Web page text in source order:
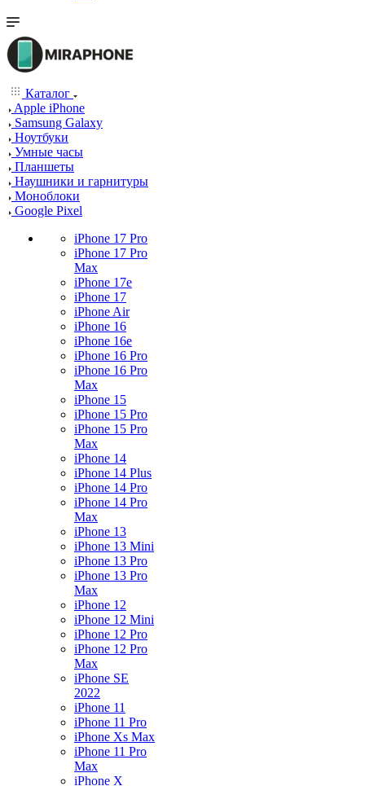
Каталог
Apple iPhone
Samsung Galaxy
Ноутбуки
Умные часы
Планшеты
Наушники и гарнитуры
Моноблоки
Google Pixel
iPhone 17 Pro
iPhone 17 Pro
Max
iPhone 17e
iPhone 17
iPhone Air
iPhone 16
iPhone 16e
iPhone 16 Pro
iPhone 16 Pro
Max
iPhone 15
iPhone 15 Pro
iPhone 15 Pro
Max
iPhone 14
iPhone 14 Plus
iPhone 14 Pro
iPhone 14 Pro
Max
iPhone 13
iPhone 13 Mini
iPhone 13 Pro
iPhone 13 Pro
Max
iPhone 12
iPhone 12 Mini
iPhone 12 Pro
iPhone 12 Pro
Max
iPhone SE
2022
iPhone 11
iPhone 11 Pro
iPhone Xs Max
iPhone 11 Pro
Max
iPhone X